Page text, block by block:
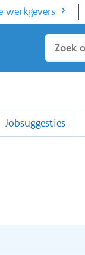
werkgevers
Sluiten
Jobsuggesties